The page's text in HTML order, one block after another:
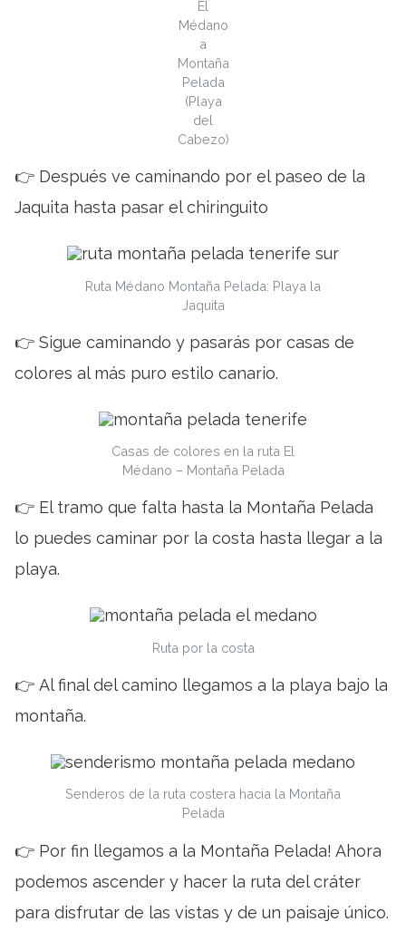
El
Médano
a
Montaña
Pelada
(Playa
del
Cabezo)
👉 Después ve caminando por el paseo de la
Jaquita hasta pasar el chiringuito
Ruta Médano Montaña Pelada: Playa la
Jaquita
👉 Sigue caminando y pasarás por casas de
colores al más puro estilo canario.
Casas de colores en la ruta El
Médano – Montaña Pelada
👉 El tramo que falta hasta la Montaña Pelada
lo puedes caminar por la costa hasta llegar a la
playa.
Ruta por la costa
👉 Al final del camino llegamos a la playa bajo la
montaña.
Senderos de la ruta costera hacia la Montaña
Pelada
👉 Por fin llegamos a la Montaña Pelada! Ahora
podemos ascender y hacer la ruta del cráter
para disfrutar de las vistas y de un paisaje único.